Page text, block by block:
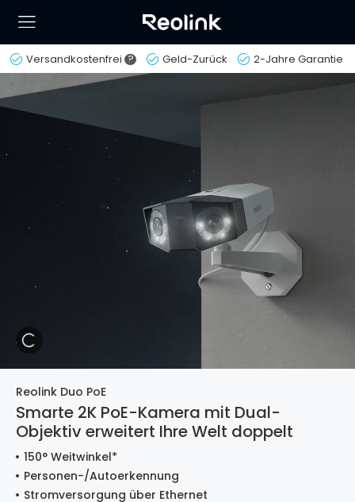
Versandkostenfrei ? Geld-Zurück 2-Jahre Garantie
Reolink Duo PoE
Smarte 2K PoE-Kamera mit Dual-
Objektiv erweitert Ihre Welt doppelt
150° Weitwinkel*
Personen-/Autoerkennung
Stromversorgung über Ethernet